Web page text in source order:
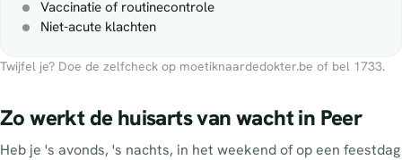
Vaccinatie of routinecontrole
Niet-acute klachten
Twijfel je? Doe de zelfcheck op moetiknaardedokter.be of bel 1733.
Zo werkt de huisarts van wacht in Peer
Heb je 's avonds, 's nachts, in het weekend of op een feestdag